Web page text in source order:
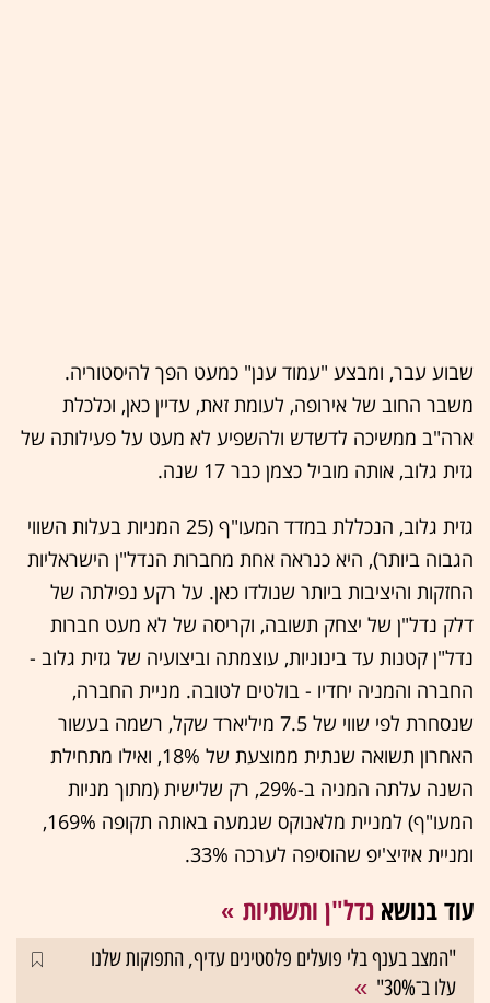
שבוע עבר, ומבצע "עמוד ענן" כמעט הפך להיסטוריה.
משבר החוב של אירופה, לעומת זאת, עדיין כאן, וכלכלת
ארה"ב ממשיכה לדשדש ולהשפיע לא מעט על פעילותה של
גזית גלוב, אותה מוביל כצמן כבר 17 שנה.
גזית גלוב, הנכללת במדד המעו"ף (25 המניות בעלות השווי
הגבוה ביותר), היא כנראה אחת מחברות הנדל"ן הישראליות
החזקות והיציבות ביותר שנולדו כאן. על רקע נפילתה של
דלק נדל"ן של יצחק תשובה, וקריסה של לא מעט חברות
נדל"ן קטנות עד בינוניות, עוצמתה וביצועיה של גזית גלוב -
החברה והמניה יחדיו - בולטים לטובה. מניית החברה,
שנסחרת לפי שווי של 7.5 מיליארד שקל, רשמה בעשור
האחרון תשואה שנתית ממוצעת של 18%, ואילו מתחילת
השנה עלתה המניה ב-29%, רק שלישית (מתוך מניות
המעו"ף) למניית מלאנוקס שגמעה באותה תקופה 169%,
ומניית איזיצ'יפ שהוסיפה לערכה 33%.
עוד בנושא נדל"ן ותשתיות
"המצב בענף בלי פועלים פלסטינים עדיף, התפוקות שלנו
עלו ב־30%"